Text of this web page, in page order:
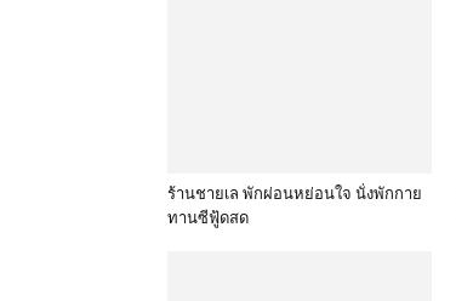
ร้านชายเล พักผ่อนหย่อนใจ นั่งพักกาย
ทานซีฟู้ดสด